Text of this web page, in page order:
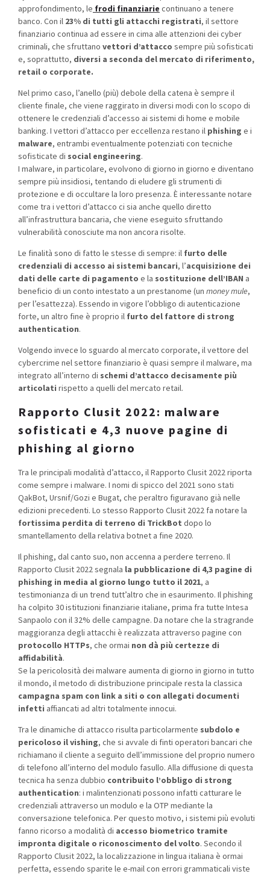
approfondimento, le frodi finanziarie continuano a tenere
banco. Con il 23% di tutti gli attacchi registrati, il settore
finanziario continua ad essere in cima alle attenzioni dei cyber
criminali, che sfruttano vettori d’attacco sempre più sofisticati
e, soprattutto, diversi a seconda del mercato di riferimento,
retail o corporate.
Nel primo caso, l’anello (più) debole della catena è sempre il
cliente finale, che viene raggirato in diversi modi con lo scopo di
ottenere le credenziali d’accesso ai sistemi di home e mobile
banking. I vettori d’attacco per eccellenza restano il phishing e i
malware, entrambi eventualmente potenziati con tecniche
sofisticate di social engineering.
I malware, in particolare, evolvono di giorno in giorno e diventano
sempre più insidiosi, tentando di eludere gli strumenti di
protezione e di occultare la loro presenza. È interessante notare
come tra i vettori d’attacco ci sia anche quello diretto
all’infrastruttura bancaria, che viene eseguito sfruttando
vulnerabilità conosciute ma non ancora risolte.
Le finalità sono di fatto le stesse di sempre: il furto delle
credenziali di accesso ai sistemi bancari, l’acquisizione dei
dati delle carte di pagamento e la sostituzione dell’IBAN a
beneficio di un conto intestato a un prestanome (un money mule,
per l’esattezza). Essendo in vigore l’obbligo di autenticazione
forte, un altro fine è proprio il furto del fattore di strong
authentication.
Volgendo invece lo sguardo al mercato corporate, il vettore del
cybercrime nel settore finanziario è quasi sempre il malware, ma
integrato all’interno di schemi d’attacco decisamente più
articolati rispetto a quelli del mercato retail.
Rapporto Clusit 2022: malware
sofisticati e 4,3 nuove pagine di
phishing al giorno
Tra le principali modalità d’attacco, il Rapporto Clusit 2022 riporta
come sempre i malware. I nomi di spicco del 2021 sono stati
QakBot, Ursnif/Gozi e Bugat, che peraltro figuravano già nelle
edizioni precedenti. Lo stesso Rapporto Clusit 2022 fa notare la
fortissima perdita di terreno di TrickBot dopo lo
smantellamento della relativa botnet a fine 2020.
Il phishing, dal canto suo, non accenna a perdere terreno. Il
Rapporto Clusit 2022 segnala la pubblicazione di 4,3 pagine di
phishing in media al giorno lungo tutto il 2021, a
testimonianza di un trend tutt’altro che in esaurimento. Il phishing
ha colpito 30 istituzioni finanziarie italiane, prima fra tutte Intesa
Sanpaolo con il 32% delle campagne. Da notare che la stragrande
maggioranza degli attacchi è realizzata attraverso pagine con
protocollo HTTPs, che ormai non dà più certezze di
affidabilità.
Se la pericolosità dei malware aumenta di giorno in giorno in tutto
il mondo, il metodo di distribuzione principale resta la classica
campagna spam con link a siti o con allegati documenti
infetti affiancati ad altri totalmente innocui.
Tra le dinamiche di attacco risulta particolarmente subdolo e
pericoloso il vishing, che si avvale di finti operatori bancari che
richiamano il cliente a seguito dell’immissione del proprio numero
di telefono all’interno del modulo fasullo. Alla diffusione di questa
tecnica ha senza dubbio contribuito l’obbligo di strong
authentication: i malintenzionati possono infatti catturare le
credenziali attraverso un modulo e la OTP mediante la
conversazione telefonica. Per questo motivo, i sistemi più evoluti
fanno ricorso a modalità di accesso biometrico tramite
impronta digitale o riconoscimento del volto. Secondo il
Rapporto Clusit 2022, la localizzazione in lingua italiana è ormai
perfetta, essendo sparite le e-mail con errori grammaticali viste